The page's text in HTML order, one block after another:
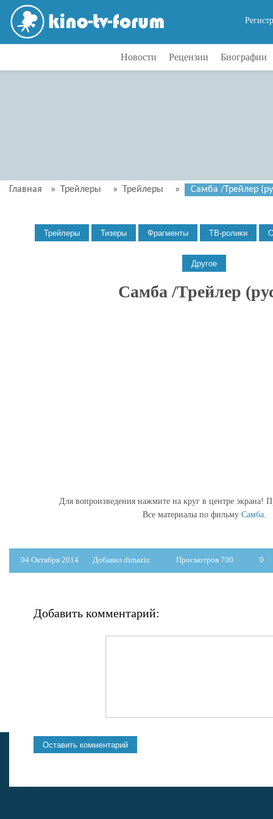
Новости Рецензии Биографии
Главная » Трейлеры » Трейлеры » Самба /Трейлер
Самба /Трейлер
Для вопроизведения нажмите на круг в центре экрана!
Все материалы по фильму Самба.
04 Октября 2014 Добавил dimaziz Просмотров 700 0
Добавить комментарий: